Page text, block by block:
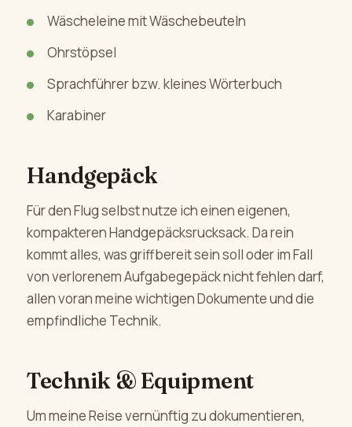
Wäscheleine mit Wäschebeuteln
Ohrstöpsel
Sprachführer bzw. kleines Wörterbuch
Karabiner
Handgepäck
Für den Flug selbst nutze ich einen eigenen,
kompakteren Handgepäcksrucksack. Da rein
kommt alles, was griffbereit sein soll oder im Fall
von verlorenem Aufgabegepäck nicht fehlen darf,
allen voran meine wichtigen Dokumente und die
empfindliche Technik.
Technik & Equipment
Um meine Reise vernünftig zu dokumentieren,